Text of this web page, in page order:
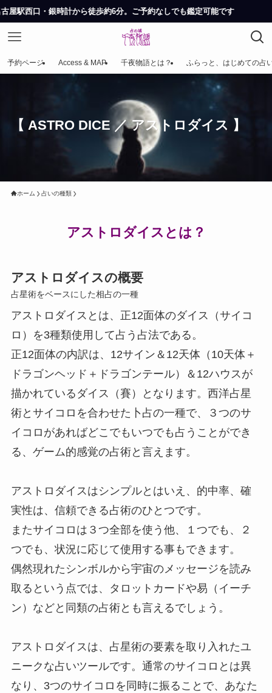
計から徒歩約6分。ご予約なしでも鑑定可能です
予約ページ Access & MAP 千夜物語とは？ ふらっと、はじめての占
【 ASTRO DICE ／ アストロダイス 】
ホーム 占いの種類
アストロダイスとは？
アストロダイスの概要
占星術をベースにした相占の一種
アストロダイスとは、正12面体のダイス（サイコ
ロ）を3種類使用して占う占法である。
正12面体の内訳は、12サイン＆12天体（10天体＋
ドラゴンヘッド＋ドラゴンテール）＆12ハウスが
描かれているダイス（賽）となります。西洋占星
術とサイコロを合わせた卜占の一種で、３つのサ
イコロがあればどこでもいつでも占うことができ
る、ゲーム的感覚の占術と言えます。
アストロダイスはシンプルとはいえ、的中率、確
実性は、信頼できる占術のひとつです。
またサイコロは３つ全部を使う他、１つでも、２
つでも、状況に応じて使用する事もできます。
偶然現れたシンボルから宇宙のメッセージを読み
取るという点では、タロットカードや易（イーチ
ン）などと同類の占術とも言えるでしょう。
アストロダイスは、占星術の要素を取り入れたユ
ニークな占いツールです。通常のサイコロとは異
なり、3つのサイコロを同時に振ることで、あなた